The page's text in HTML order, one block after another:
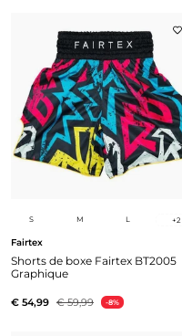
S M L +2
Fairtex
Shorts de boxe Fairtex BT2005
Graphique
€ 54,99 € 59,99 -8%